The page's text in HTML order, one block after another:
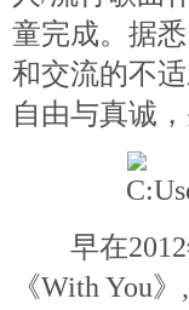
童完成。据
和交流的不
自由与真诚
早在2012
《With You